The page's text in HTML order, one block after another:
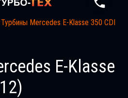
Турбины Mercedes E-Klasse 350 CDI
E-Klasse